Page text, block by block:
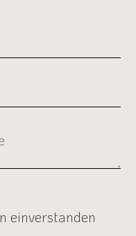
einverstanden